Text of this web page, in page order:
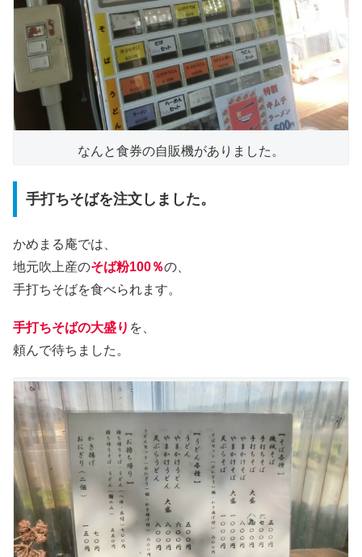
なんと食券の自販機がありました。
手打ちそばを注文しました。
かめまる庵では、
地元吹上産のそば粉100％の、
手打ちそばを食べられます。
手打ちそばの大盛り を、
頼んで待ちました。